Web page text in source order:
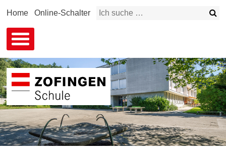
Schnellnavigation
Home Online-Schalter
Suchbegriff